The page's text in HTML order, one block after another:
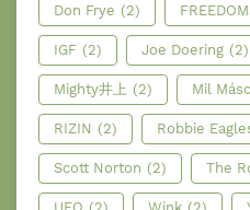
Don Frye (2)
IGF (2) Joe Doering (2)
Mighty井上 (2) Mil
RIZIN (2) Robbie
Scott Norton (2) The